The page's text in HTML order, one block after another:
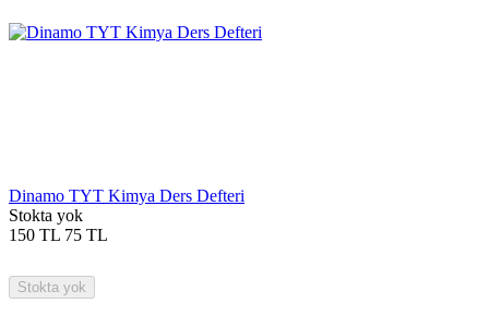
Dinamo TYT Kimya Ders Defteri
Stokta yok
150 TL 75 TL
Stokta yok